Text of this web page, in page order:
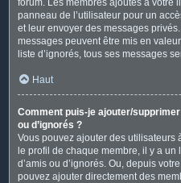
forum. Les membres ajoutés à votre
panneau de l’utilisateur pour un
et leur envoyer des messages
messages peuvent être mis en
liste d’ignorés, tous ses messages
Haut
Comment puis-je ajouter/
ou d’ignorés ?
Vous pouvez ajouter des utilisateurs
le profil de chaque membre, il y a un
d’amis ou d’ignorés. Ou, depuis
pouvez ajouter directement des